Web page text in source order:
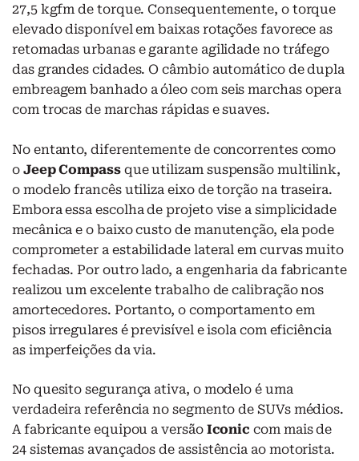
27,5 kgfm de torque. Consequentemente, o torque
elevado disponível em baixas rotações favorece as
retomadas urbanas e garante agilidade no tráfego
das grandes cidades. O câmbio automático de dupla
embreagem banhado a óleo com seis marchas opera
com trocas de marchas rápidas e suaves.
No entanto, diferentemente de concorrentes como
o Jeep Compassque utilizam suspensão multilink,
o modelo francês utiliza eixo de torção na traseira.
Embora essa escolha de projeto vise a simplicidade
mecânica e o baixo custo de manutenção, ela pode
comprometer a estabilidade lateral em curvas muito
fechadas. Por outro lado, a engenharia da fabricante
realizou um excelente trabalho de calibração nos
amortecedores. Portanto, o comportamento em
pisos irregulares é previsível e isola com eficiência
as imperfeições da via.
No quesito segurança ativa, o modelo é uma
verdadeira referência no segmento de SUVs médios.
A fabricante equipou a versão Iconic com mais de
24 sistemas avançados de assistência ao motorista.